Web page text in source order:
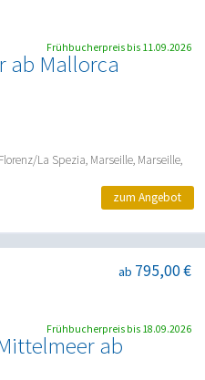
ab Mallorca
La Spezia, Marseille, Marseille,
Frühbucherpreis bis 11.09.2026
zum Angebot
ab
ab 795,00 €
Frühbucherpreis bis 18.09.2026